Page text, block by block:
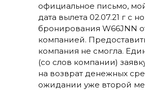
официальное письмо,
дата вылета 02.07.21 г с
бронирования W66JNN
компанией.
компания не смогла.
(со слов компании)
на возврат денежных
ожидании уже второй